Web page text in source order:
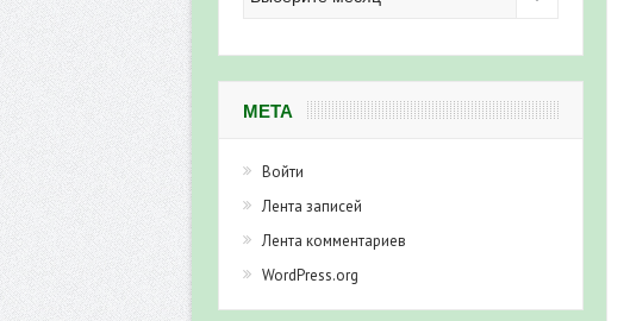
новостей
МЕТА
Войти
Лента записей
Лента комментариев
WordPress.org